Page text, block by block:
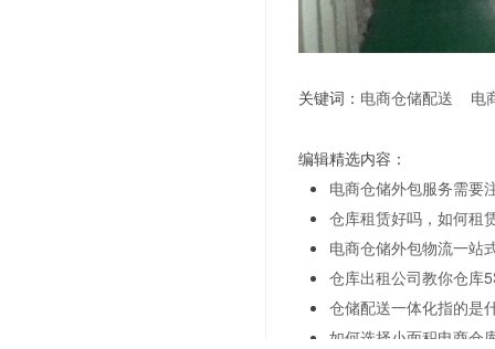
关键词： 电商仓储配送 电
编辑精选内容：
电商仓储外包服务需要
仓库租赁好吗，如何租
电商仓储外包物流一站
仓库出租公司教你仓库
仓储配送一体化指的是
如何选择小面积电商仓